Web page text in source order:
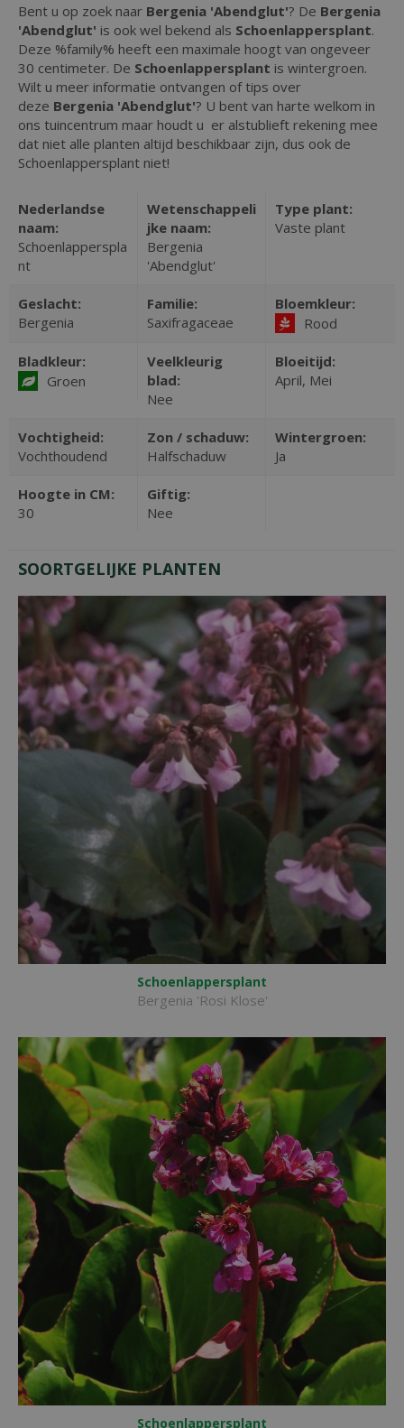
Bent u op zoek naar Bergenia 'Abendglut'? De Bergenia
'Abendglut' is ook wel bekend als Schoenlappersplant.
Deze %family% heeft een maximale hoogt van ongeveer
30 centimeter. De Schoenlappersplant is wintergroen.
Wilt u meer informatie ontvangen of tips over
deze Bergenia 'Abendglut'? U bent van harte welkom in
ons tuincentrum maar houdt u er alstublieft rekening mee
dat niet alle planten altijd beschikbaar zijn, dus ook de
Schoenlappersplant niet!
Nederlandse
naam:
Schoenlapperspla
nt
Wetenschappeli
jke naam:
Bergenia
'Abendglut'
Type plant:
Vaste plant
Geslacht:
Bergenia
Familie:
Saxifragaceae
Bloemkleur:
Rood
Bladkleur:
Groen
Veelkleurig
blad:
Nee
Bloeitijd:
April, Mei
Vochtigheid:
Vochthoudend
Zon / schaduw:
Halfschaduw
Wintergroen:
Ja
Hoogte in CM:
30
Giftig:
Nee
SOORTGELIJKE PLANTEN
Schoenlappersplant
Bergenia 'Rosi Klose'
Schoenlappersplant